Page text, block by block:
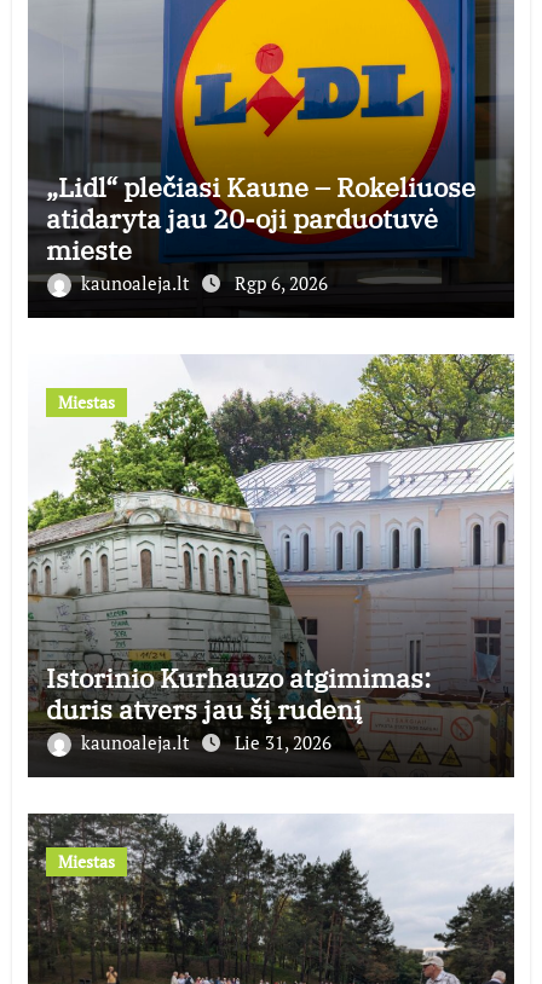
„Lidl“ plečiasi Kaune – Rokeliuose
atidaryta jau 20-oji parduotuvė
mieste
kaunoaleja.lt Rgp 6, 2026
Miestas
Istorinio Kurhauzo atgimimas:
duris atvers jau šį rudenį
kaunoaleja.lt Lie 31, 2026
Miestas